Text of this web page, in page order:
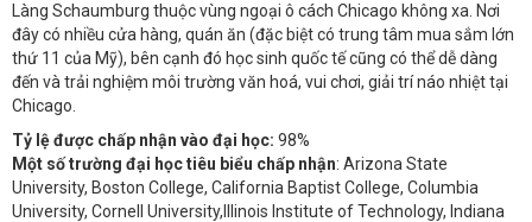
Làng Schaumburg thuộc vùng ngoại ô cách Chicago không xa. Nơi
đây có nhiều cửa hàng, quán ăn (đặc biệt có trung tâm mua sắm lớn
thứ 11 của Mỹ), bên cạnh đó học sinh quốc tế cũng có thể dễ dàng
đến và trải nghiệm môi trường văn hoá, vui chơi, giải trí náo nhiệt tại
Chicago.
Tỷ lệ được chấp nhận vào đại học: 98%
Một số trường đại học tiêu biểu chấp nhận: Arizona State
University, Boston College, California Baptist College, Columbia
University, Cornell University,Illinois Institute of Technology, Indiana